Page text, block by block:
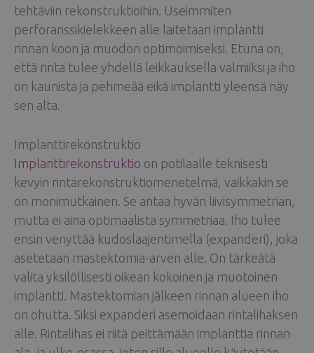
tehtäviin rekonstruktioihin. Useimmiten
perforanssikielekkeen alle laitetaan implantti
rinnan koon ja muodon optimoimiseksi. Etuna on,
että rinta tulee yhdellä leikkauksella valmiiksi ja iho
on kaunista ja pehmeää eikä implantti yleensä näy
sen alta.
Implanttirekonstruktio
Implanttirekonstruktio on potilaalle teknisesti
kevyin rintarekonstruktiomenetelmä, vaikkakin se
on monimutkainen. Se antaa hyvän liivisymmetrian,
mutta ei aina optimaalista symmetriaa. Iho tulee
ensin venyttää kudoslaajentimella (expanderi), joka
asetetaan mastektomia-arven alle. On tärkeätä
valita yksilöllisesti oikean kokoinen ja muotoinen
implantti. Mastektomian jälkeen rinnan alueen iho
on ohutta. Siksi expanderi asemoidaan rintalihaksen
alle. Rintalihas ei riitä peittämään implanttia rinnan